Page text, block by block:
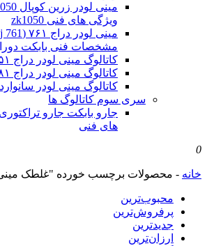
ویژگی های فنی zk1050
مشخصات فنی بابکت
کاتالوگ مینی لودر دراج ۷۵۱ (Doraj 751)
کاتالوگ مینی لودر دراج ۷۸۱ (Doraj 781)
کاتالوگ مینی لودر سانوارد Sunward SWL 3210
سری سوم کاتالوگ ها
جارو بابکت جارو
های فنی
0
خانه - محصولات برچسب خورده "غلطک مینی
محبوب‌ترین
پرفروش‌ترین
جدیدترین
ارزان‌ترین